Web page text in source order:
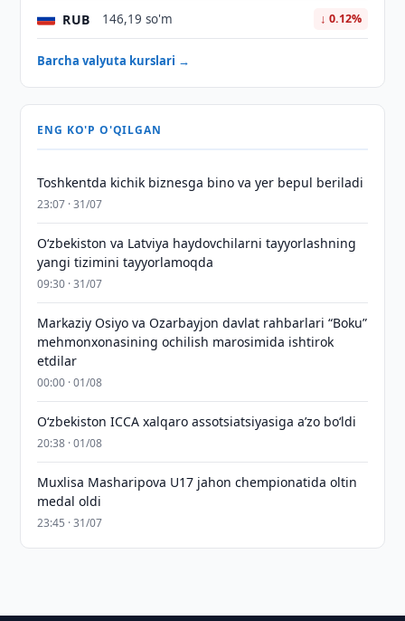
RUB 146,19 so'm ↓ 0.12%
Barcha valyuta kurslari →
ENG KO'P O'QILGAN
Toshkentda kichik biznesga bino va yer bepul beriladi
23:07 · 31/07
Oʻzbekiston va Latviya haydovchilarni tayyorlashning
yangi tizimini tayyorlamoqda
09:30 · 31/07
Markaziy Osiyo va Ozarbayjon davlat rahbarlari “Boku”
mehmonxonasining ochilish marosimida ishtirok
etdilar
00:00 · 01/08
O‘zbekiston ICCA xalqaro assotsiatsiyasiga aʼzo bo‘ldi
20:38 · 01/08
Muxlisa Masharipova U17 jahon chempionatida oltin
medal oldi
23:45 · 31/07